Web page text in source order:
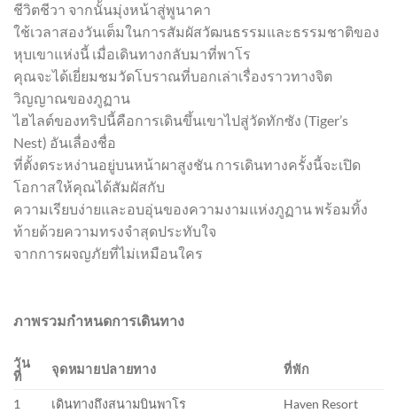
ชีวิตชีวา จากนั้นมุ่งหน้าสู่พูนาคา
ใช้เวลาสองวันเต็มในการสัมผัสวัฒนธรรมและธรรมชาติของ
หุบเขาแห่งนี้ เมื่อเดินทางกลับมาที่พาโร
คุณจะได้เยี่ยมชมวัดโบราณที่บอกเล่าเรื่องราวทางจิต
วิญญาณของภูฏาน
ไฮไลต์ของทริปนี้คือการเดินขึ้นเขาไปสู่วัดทักซัง (Tiger’s
Nest) อันเลื่องชื่อ
ที่ตั้งตระหง่านอยู่บนหน้าผาสูงชัน การเดินทางครั้งนี้จะเปิด
โอกาสให้คุณได้สัมผัสกับ
ความเรียบง่ายและอบอุ่นของความงามแห่งภูฏาน พร้อมทิ้ง
ท้ายด้วยความทรงจำสุดประทับใจ
จากการผจญภัยที่ไม่เหมือนใคร
ภาพรวมกำหนดการเดินทาง
วัน
ที่
จุดหมายปลายทาง ที่พัก
1 เดินทางถึงสนามบินพาโร Haven Resort